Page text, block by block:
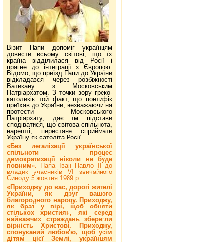
Візит Папи допоміг українцям
довести всьому світові, що їх
країна відділилася від Росії і
прагне до інтеграції з Європою.
Відомо, що приїзд Папи до України
відкладався через розбіжності
Ватикану з Московським
Патріархатом. З точки зору греко-
католиків той факт, що понтифік
приїхав до України, незважаючи на
протести Московського
Патріархату, дає їм підстави
сподіватися, що світова спільнота,
нарешті, перестане сприймати
Україну як сателіта Росії.
«Без легалізації української
спільноти процес
демократизації ніколи не буде
повним».
Папа Іван Павло ІІ до
владик учасників VI звичайного
Синоду 5 жовтня 1989 р.
«Приходжу до вас, дорогі жителі
України, як друг вашого
благородного народу. Приходжу,
як брат у вірі, щоб обняти
стількох християн, які серед
найважчих страждань зберегли
вірність Христові. Приходжу,
спонуканий любов'ю, щоб усім
дітям цієї Землі, українцям